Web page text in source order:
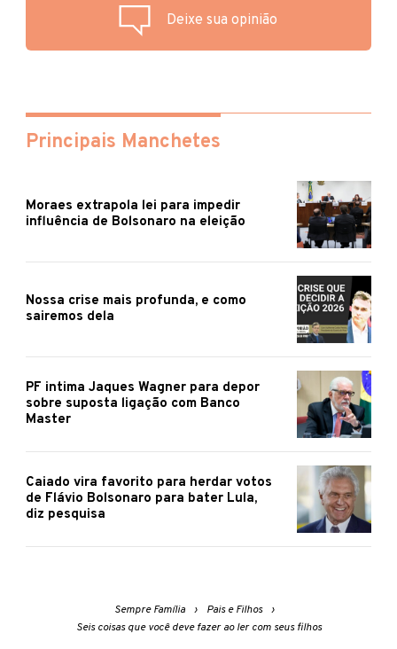
Deixe sua opinião
Principais Manchetes
Moraes extrapola lei para impedir
influência de Bolsonaro na eleição
Nossa crise mais profunda, e como
sairemos dela
PF intima Jaques Wagner para depor
sobre suposta ligação com Banco
Master
Caiado vira favorito para herdar votos
de Flávio Bolsonaro para bater Lula,
diz pesquisa
Sempre Família
Pais e Filhos
Seis coisas que você deve fazer ao ler com seus filhos